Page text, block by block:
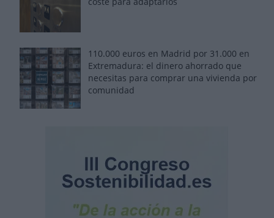
110.000 euros en Madrid por 31.000 en
Extremadura: el dinero ahorrado que
necesitas para comprar una vivienda por
comunidad